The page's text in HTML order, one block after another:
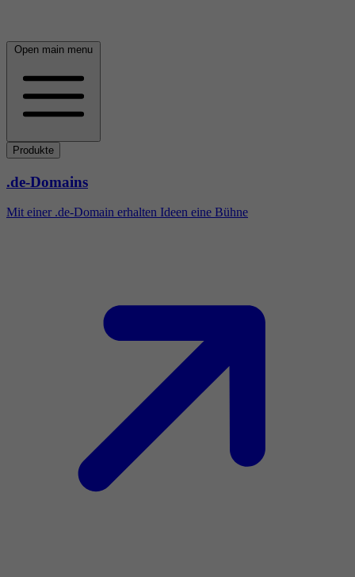
Open main menu
Produkte
.de-Domains
Mit einer .de-Domain erhalten Ideen eine Bühne